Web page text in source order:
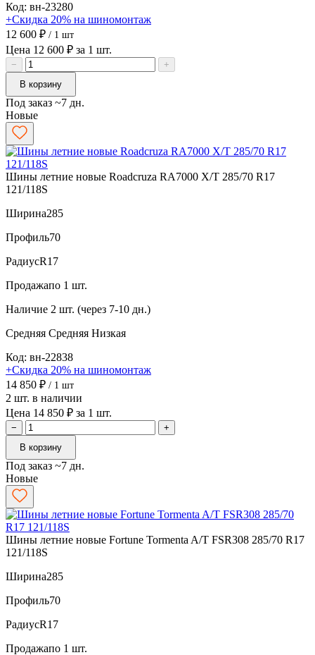
Код: вн-23280
+Скидка 20% на шиномонтаж
12 600 ₽ / 1 шт
Цена 12 600 ₽ за 1 шт.
−
+
В корзину
Под заказ ~7 дн.
Новые
Шины летние новые Roadcruza RA7000 X/T 285/70 R17
121/118S
Ширина285
Профиль70
РадиусR17
Продажапо 1 шт.
Наличие 2 шт. (через 7-10 дн.)
Средняя Средняя Низкая
Код: вн-22838
+Скидка 20% на шиномонтаж
14 850 ₽ / 1 шт
2 шт. в наличии
Цена 14 850 ₽ за 1 шт.
−
+
В корзину
Под заказ ~7 дн.
Новые
Шины летние новые Fortune Tormenta A/T FSR308 285/70 R17
121/118S
Ширина285
Профиль70
РадиусR17
Продажапо 1 шт.